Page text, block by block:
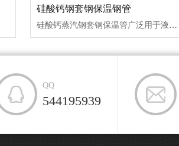
硅酸钙钢套钢保温钢管
硅酸钙蒸汽钢套钢保温管广泛用于液体、气体的输送管网，化工管道保温工程石油、化工、···
QQ
544195939